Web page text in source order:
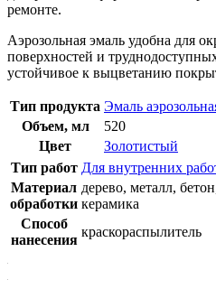
ремонте.
Аэрозольная эмаль удобна для
поверхностей и
устойчивое к выцветанию
Тип продукта Эмаль
Объем, мл
520
Цвет
Золотистый
Тип работ Для внутренних
Материал
обработки
дерево, металл,
керамика
Способ
нанесения
краскораспылитель